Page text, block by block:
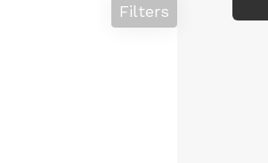
Filters